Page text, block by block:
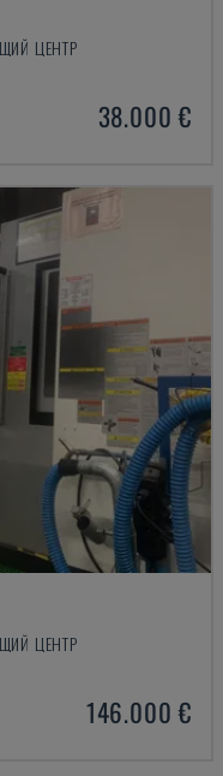
ЦЕНТР
38.000 €
ЦЕНТР
146.000 €